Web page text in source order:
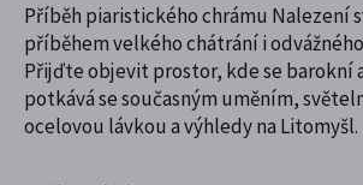
Příběh piaristického chrámu Nalezení
příběhem velkého chátrání i
Přijďte objevit prostor, kde se barokní
potkává se současným uměním,
ocelovou lávkou a výhledy na Litomyšl.